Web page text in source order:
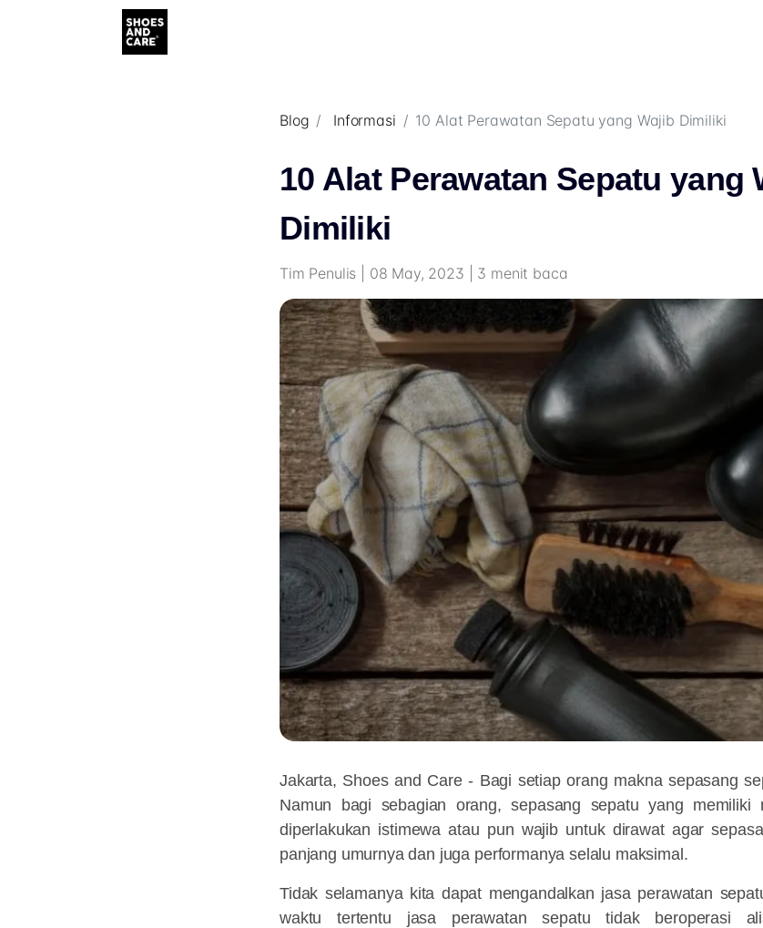
Blog Informasi 10 Alat Perawatan Sepatu yang Wajib Dimiliki
10 Alat Perawatan Sepatu yang
Dimiliki
Tim Penulis | 08 May, 2023 | 3 menit baca
Jakarta, Shoes and Care - Bagi setiap orang makna sepasang
Namun bagi sebagian orang, sepasang sepatu yang memiliki
diperlakukan istimewa atau pun wajib untuk dirawat agar
panjang umurnya dan juga performanya selalu maksimal.
Tidak selamanya kita dapat mengandalkan jasa perawatan
waktu tertentu jasa perawatan sepatu tidak beroperasi